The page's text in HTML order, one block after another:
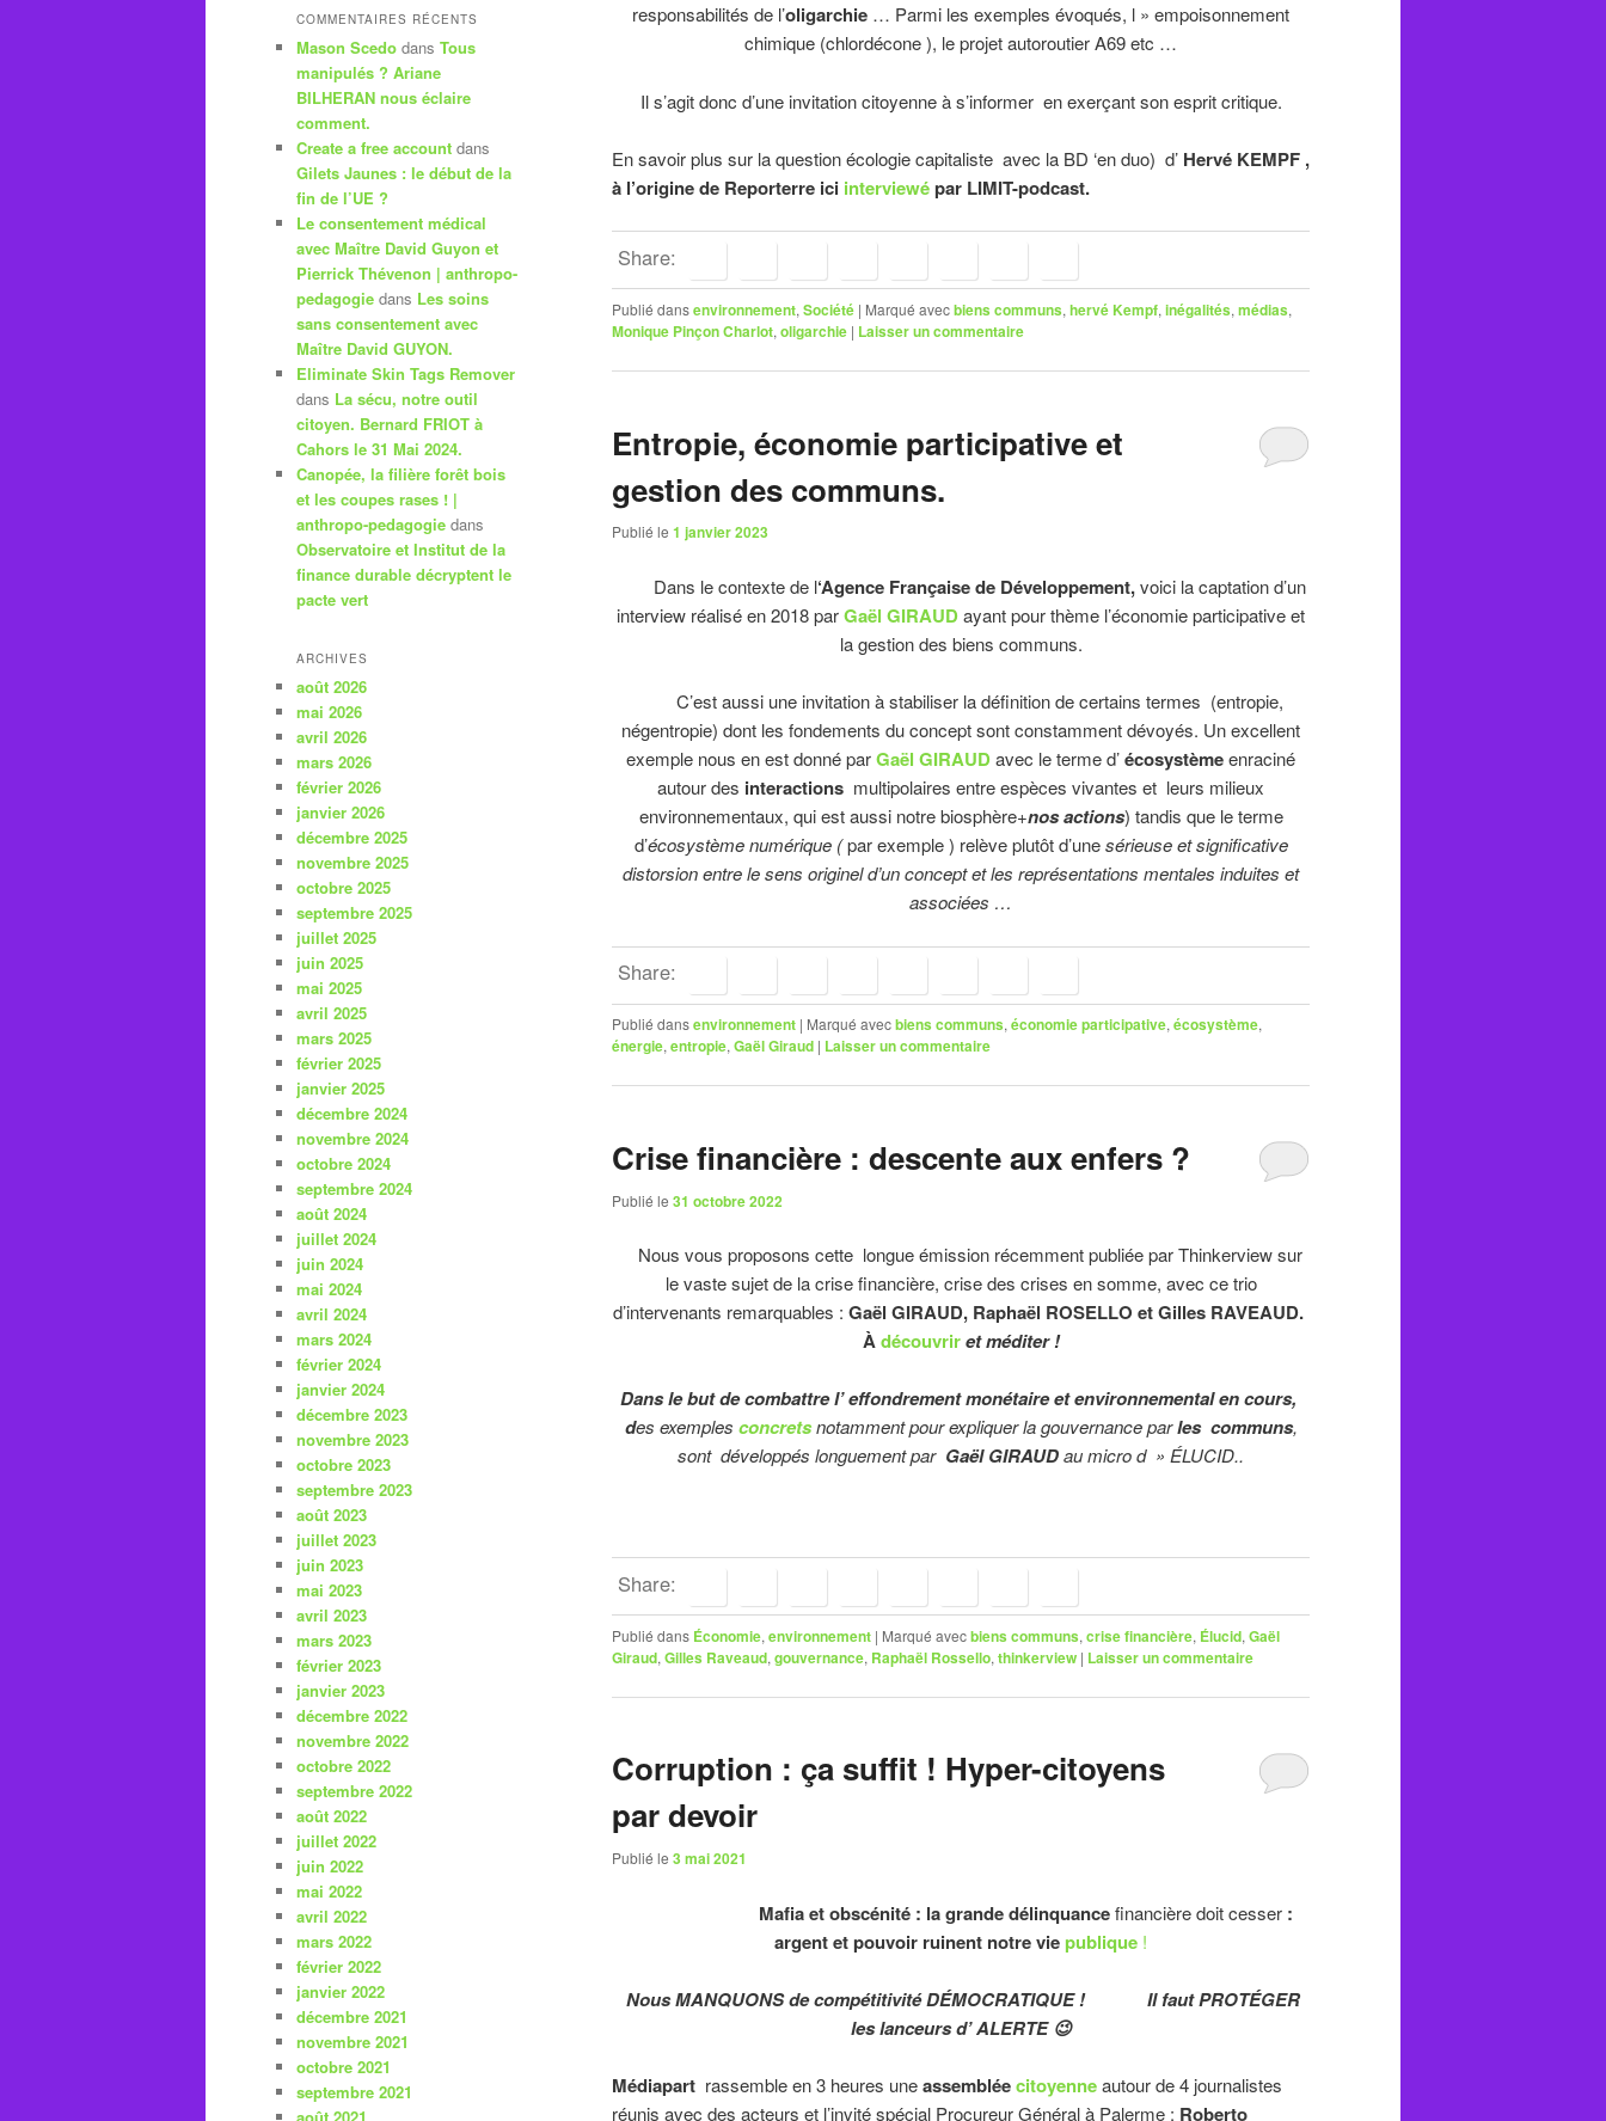
responsabilités de l’oligarchie … Parmi les exemples évoqués, l » empoisonnement
chimique (chlordécone ), le projet autoroutier A69 etc …
Il s’agit donc d’une invitation citoyenne à s’informer en exerçant son esprit critique.
En savoir plus sur la question écologie capitaliste avec la BD ‘en duo) d’ Hervé KEMPF ,
à l’origine de Reporterre ici interviewépar LIMIT-podcast.
Share:
Publié dansenvironnement, Société | Marqué avecbiens communs, hervé Kempf, inégalités, médias,
Monique Pinçon Charlot, oligarchie | Laisser un commentaire
Entropie, économie participative et
gestion des communs.
Publié le 1 janvier 2023
Dans le contexte de l‘Agence Française de Développement,voici la captation d’un
interview réalisé en 2018 parGaël GIRAUDayant pour thème l’économie participative et
la gestion des biens communs.
C’est aussi une invitation à stabiliser la définition de certains termes (entropie,
négentropie) dont les fondements du concept sont constamment dévoyés. Un excellent
exemple nous en est donné parGaël GIRAUDavec le terme d’écosystèmeenraciné
autour des interactions multipolaires entre espèces vivantes et leurs milieux
environnementaux, qui est aussi notre biosphère+nos actions) tandis que le terme
d’écosystème numérique (par exemple ) relève plutôt d’unesérieuse et significative
distorsion entre le sens originel d’un concept et les représentations mentales induites et
associées …
Share:
Publié dansenvironnement | Marqué avecbiens communs, économie participative, écosystème,
énergie, entropie, Gaël Giraud | Laisser un commentaire
Crise financière : descente aux enfers ?
Publié le 31 octobre 2022
Nous vous proposons cette longue émission récemment publiée par Thinkerview sur
le vaste sujet de la crise financière, crise des crises en somme, avec ce trio
d’intervenants remarquables : Gaël GIRAUD, Raphaël ROSELLO et Gilles RAVEAUD.
Àdécouvriret méditer !
Dans le but de combattre l’ effondrement monétaire et environnemental en cours,
des exemples concretsnotamment pour expliquer la gouvernance parles communs,
sont développés longuement par Gaël GIRAUDau micro d » ÉLUCID..
Share:
Publié dans Économie, environnement | Marqué avecbiens communs, crise financière, Élucid, Gaël
Giraud, Gilles Raveaud, gouvernance, Raphaël Rossello, thinkerview | Laisser un commentaire
Corruption : ça suffit ! Hyper-citoyens
par devoir
Publié le 3 mai 2021
Mafia et obscénité : la grande délinquancefinancière doit cesser :
argent et pouvoir ruinent notre viepublique !
Nous MANQUONS de compétitivité DÉMOCRATIQUE ! Il faut PROTÉGER
les lanceurs d’ ALERTE 😉
Médiapart rassemble en 3 heures uneassembléecitoyenneautour de 4 journalistes
réunis avec des acteurs et l’invité spécial Procureur Général à Palerme : Roberto
COMMENTAIRES RÉCENTS
Mason Scedo dans Tous
manipulés ? Ariane
BILHERAN nous éclaire
comment.
Create a free account dans
Gilets Jaunes : le début de la
fin de l’UE ?
Le consentement médical
avec Maître David Guyon et
Pierrick Thévenon | anthropo-
pedagogie dans Les soins
sans consentement avec
Maître David GUYON.
Eliminate Skin Tags Remover
dans La sécu, notre outil
citoyen. Bernard FRIOT à
Cahors le 31 Mai 2024.
Canopée, la filière forêt bois
et les coupes rases ! |
anthropo-pedagogie dans
Observatoire et Institut de la
finance durable décryptent le
pacte vert
ARCHIVES
août 2026
mai 2026
avril 2026
mars 2026
février 2026
janvier 2026
décembre 2025
novembre 2025
octobre 2025
septembre 2025
juillet 2025
juin 2025
mai 2025
avril 2025
mars 2025
février 2025
janvier 2025
décembre 2024
novembre 2024
octobre 2024
septembre 2024
août 2024
juillet 2024
juin 2024
mai 2024
avril 2024
mars 2024
février 2024
janvier 2024
décembre 2023
novembre 2023
octobre 2023
septembre 2023
août 2023
juillet 2023
juin 2023
mai 2023
avril 2023
mars 2023
février 2023
janvier 2023
décembre 2022
novembre 2022
octobre 2022
septembre 2022
août 2022
juillet 2022
juin 2022
mai 2022
avril 2022
mars 2022
février 2022
janvier 2022
décembre 2021
novembre 2021
octobre 2021
septembre 2021